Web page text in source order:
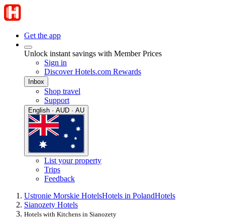
Get the app
Unlock instant savings with Member Prices
Sign in
Discover Hotels.com Rewards
Inbox
Shop travel
Support
English · AUD · AU
List your property
Trips
Feedback
Ustronie Morskie HotelsHotels in PolandHotels
Sianozety Hotels
Hotels with Kitchens in Sianozety